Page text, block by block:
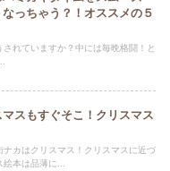
っちゃう？！オススメの５
れていますか？中には毎晩格闘！と
マスもすぐそこ！クリスマス
カはクリスマス！クリスマスに近づ
本は品薄に...